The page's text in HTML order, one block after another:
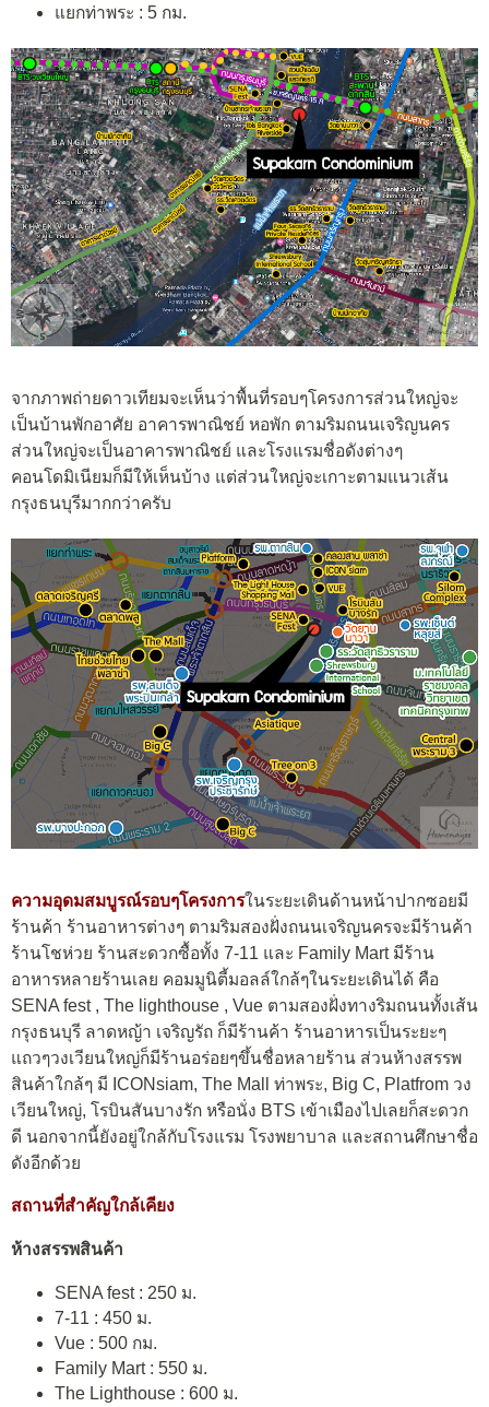
แยกท่าพระ : 5 กม.
จากภาพถ่ายดาวเทียมจะเห็นว่าพื้นที่รอบๆโครงการส่วนใหญ่จะ
เป็นบ้านพักอาศัย อาคารพาณิชย์ หอพัก ตามริมถนนเจริญนคร
ส่วนใหญ่จะเป็นอาคารพาณิชย์ และโรงแรมชื่อดังต่างๆ
คอนโดมิเนียมก็มีให้เห็นบ้าง แต่ส่วนใหญ่จะเกาะตามแนวเส้น
กรุงธนบุรีมากกว่าครับ
ความอุดมสมบูรณ์รอบๆโครงการในระยะเดินด้านหน้าปากซอยมี
ร้านค้า ร้านอาหารต่างๆ ตามริมสองฝั่งถนนเจริญนครจะมีร้านค้า
ร้านโชห่วย ร้านสะดวกซื้อทั้ง 7-11 และ Family Mart มีร้าน
อาหารหลายร้านเลย คอมมูนิตี้มอลล์ใกล้ๆในระยะเดินได้ คือ
SENA fest , The lighthouse , Vue ตามสองฝั่งทางริมถนนทั้งเส้น
กรุงธนบุรี ลาดหญ้า เจริญรัถ ก็มีร้านค้า ร้านอาหารเป็นระยะๆ
แถวๆวงเวียนใหญ่ก็มีร้านอร่อยๆขึ้นชื่อหลายร้าน ส่วนห้างสรรพ
สินค้าใกล้ๆ มี ICONsiam, The Mall ท่าพระ, Big C, Platfrom วง
เวียนใหญ่, โรบินสันบางรัก หรือนั่ง BTS เข้าเมืองไปเลยก็สะดวก
ดี นอกจากนี้ยังอยู่ใกล้กับโรงแรม โรงพยาบาล และสถานศึกษาชื่อ
ดังอีกด้วย
สถานที่สำคัญใกล้เคียง
ห้างสรรพสินค้า
SENA fest : 250 ม.
7-11 : 450 ม.
Vue : 500 กม.
Family Mart : 550 ม.
The Lighthouse : 600 ม.